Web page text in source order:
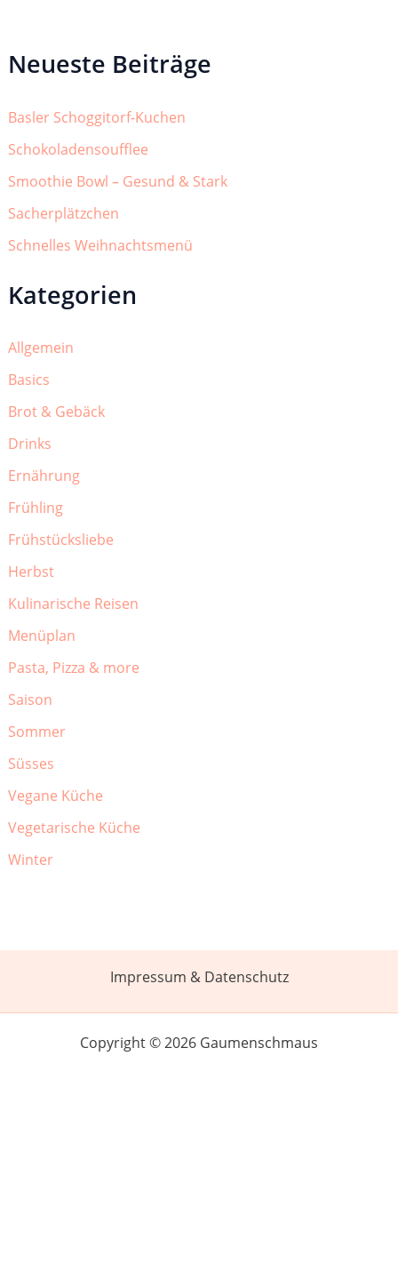
Neueste Beiträge
Basler Schoggitorf-Kuchen
Schokoladensoufflee
Smoothie Bowl – Gesund & Stark
Sacherplätzchen
Schnelles Weihnachtsmenü
Kategorien
Allgemein
Basics
Brot & Gebäck
Drinks
Ernährung
Frühling
Frühstücksliebe
Herbst
Kulinarische Reisen
Menüplan
Pasta, Pizza & more
Saison
Sommer
Süsses
Vegane Küche
Vegetarische Küche
Winter
Impressum & Datenschutz
Copyright © 2026 Gaumenschmaus